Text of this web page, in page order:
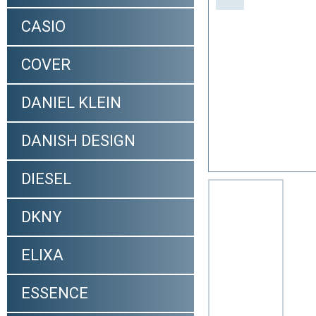
CASIO
COVER
DANIEL KLEIN
DANISH DESIGN
DIESEL
DKNY
ELIXA
ESSENCE